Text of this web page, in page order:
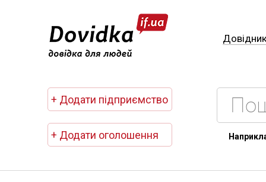
+ Додати підприємство
+ Додати оголошення